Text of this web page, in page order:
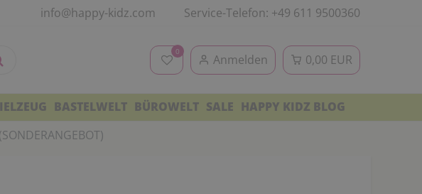
info@happy-kidz.com Service-Telefon: +49 611 9500360
0
Anmelden 0,00 EUR
BASTELWELT BÜROWELT SALE HAPPY KIDZ BLOG